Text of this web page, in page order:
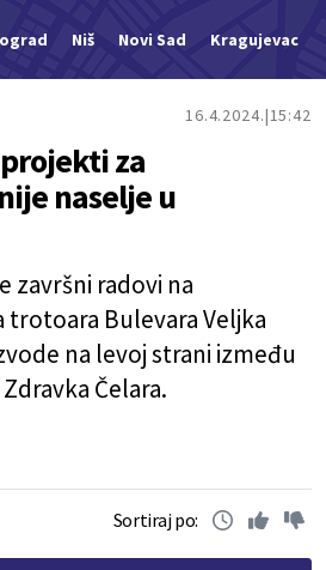
Niš Novi Sad Kragujevac
16.4.2024. 15:42
za
naselje u
završni radovi na
Bulevara Veljka
na levoj strani između
Čelara.
Sortiraj po: